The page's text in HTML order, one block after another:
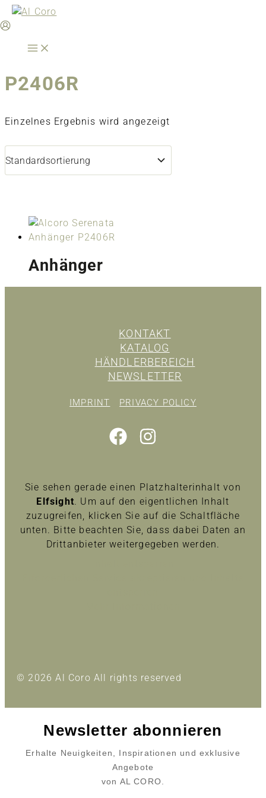
Zum
Inhalt
P2406R
Einzelnes Ergebnis wird angezeigt
Anhänger
KONTAKT
KATALOG
HÄNDLERBEREICH
NEWSLETTER
IMPRINT PRIVACY POLICY
Sie sehen gerade einen Platzhalterinhalt von
Elfsight. Um auf den eigentlichen Inhalt
zuzugreifen, klicken Sie auf die Schaltfläche
unten. Bitte beachten Sie, dass dabei Daten an
Drittanbieter weitergegeben werden.
© 2026 Al Coro All rights reserved
Newsletter abonnieren
Erhalte Neuigkeiten, Inspirationen und exklusive
Angebote
von AL CORO.